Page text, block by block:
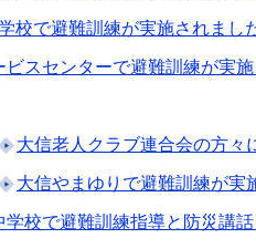
校で避難訓練が実施されまし
ビスセンターで避難訓練が実
大信老人クラブ連合会の方々
大信やまゆりで避難訓練が実
校で避難訓練指導と防災講話